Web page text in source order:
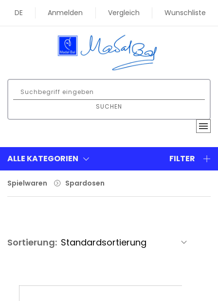
DE Anmelden Vergleich Wunschliste
SUCHEN
ALLE KATEGORIEN FILTER
Spielwaren Spardosen
Sortierung: